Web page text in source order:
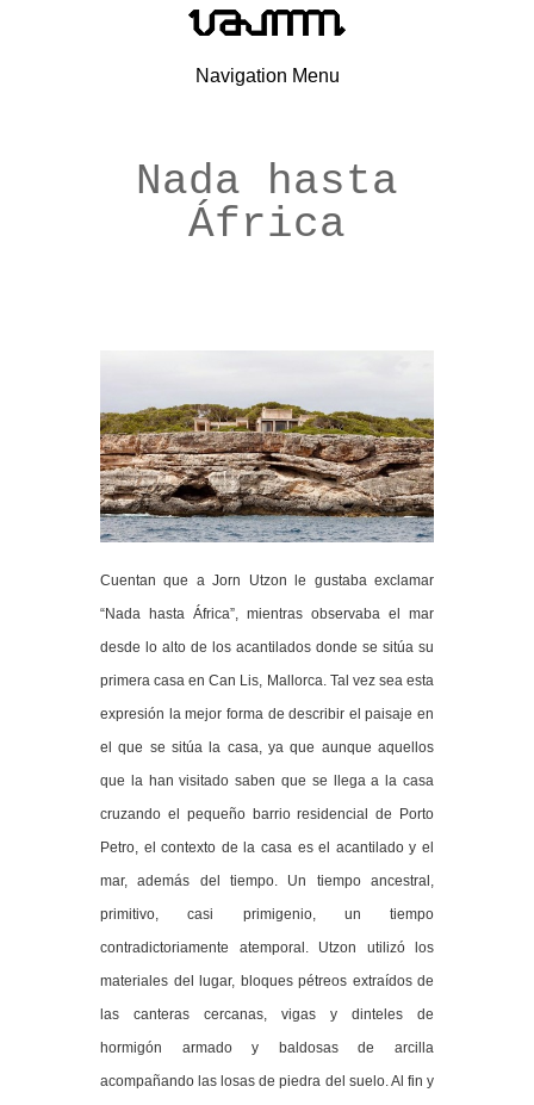
Navigation Menu
Nada hasta
África
Cuentan que a Jorn Utzon le gustaba exclamar
“Nada hasta África”, mientras observaba el mar
desde lo alto de los acantilados donde se sitúa su
primera casa en Can Lis, Mallorca. Tal vez sea esta
expresión la mejor forma de describir el paisaje en
el que se sitúa la casa, ya que aunque aquellos
que la han visitado saben que se llega a la casa
cruzando el pequeño barrio residencial de Porto
Petro, el contexto de la casa es el acantilado y el
mar, además del tiempo. Un tiempo ancestral,
primitivo, casi primigenio, un tiempo
contradictoriamente atemporal. Utzon utilizó los
materiales del lugar, bloques pétreos extraídos de
las canteras cercanas, vigas y dinteles de
hormigón armado y baldosas de arcilla
acompañando las losas de piedra del suelo. Al fin y